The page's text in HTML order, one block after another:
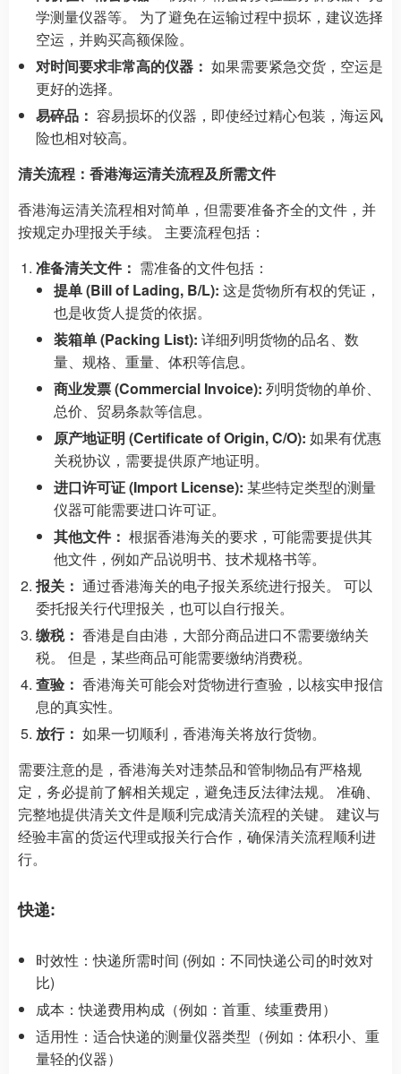
学测量仪器等。 为了避免在运输过程中损坏，建议选择
空运，并购买高额保险。
对时间要求非常高的仪器： 如果需要紧急交货，空运是
更好的选择。
易碎品： 容易损坏的仪器，即使经过精心包装，海运风
险也相对较高。
清关流程：香港海运清关流程及所需文件
香港海运清关流程相对简单，但需要准备齐全的文件，并
按规定办理报关手续。 主要流程包括：
准备清关文件： 需准备的文件包括：
提单 (Bill of Lading, B/L): 这是货物所有权的凭证，
也是收货人提货的依据。
装箱单 (Packing List): 详细列明货物的品名、数
量、规格、重量、体积等信息。
商业发票 (Commercial Invoice): 列明货物的单价、
总价、贸易条款等信息。
原产地证明 (Certificate of Origin, C/O): 如果有优惠
关税协议，需要提供原产地证明。
进口许可证 (Import License): 某些特定类型的测量
仪器可能需要进口许可证。
其他文件： 根据香港海关的要求，可能需要提供其
他文件，例如产品说明书、技术规格书等。
报关： 通过香港海关的电子报关系统进行报关。 可以
委托报关行代理报关，也可以自行报关。
缴税： 香港是自由港，大部分商品进口不需要缴纳关
税。 但是，某些商品可能需要缴纳消费税。
查验： 香港海关可能会对货物进行查验，以核实申报信
息的真实性。
放行： 如果一切顺利，香港海关将放行货物。
需要注意的是，香港海关对违禁品和管制物品有严格规
定，务必提前了解相关规定，避免违反法律法规。 准确、
完整地提供清关文件是顺利完成清关流程的关键。 建议与
经验丰富的货运代理或报关行合作，确保清关流程顺利进
行。
快递:
时效性：快递所需时间 (例如：不同快递公司的时效对
比)
成本：快递费用构成（例如：首重、续重费用）
适用性：适合快递的测量仪器类型（例如：体积小、重
量轻的仪器）